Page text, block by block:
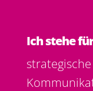
Ich stehe für